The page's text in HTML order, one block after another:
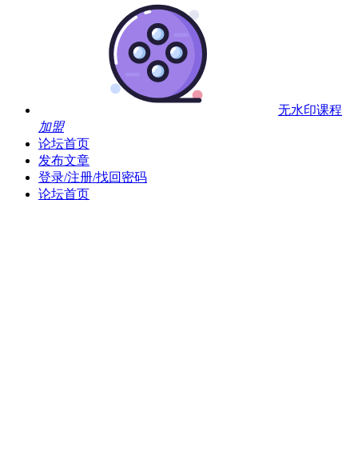
无水印课程
加盟
论坛首页
发布文章
登录/注册/找回密码
论坛首页